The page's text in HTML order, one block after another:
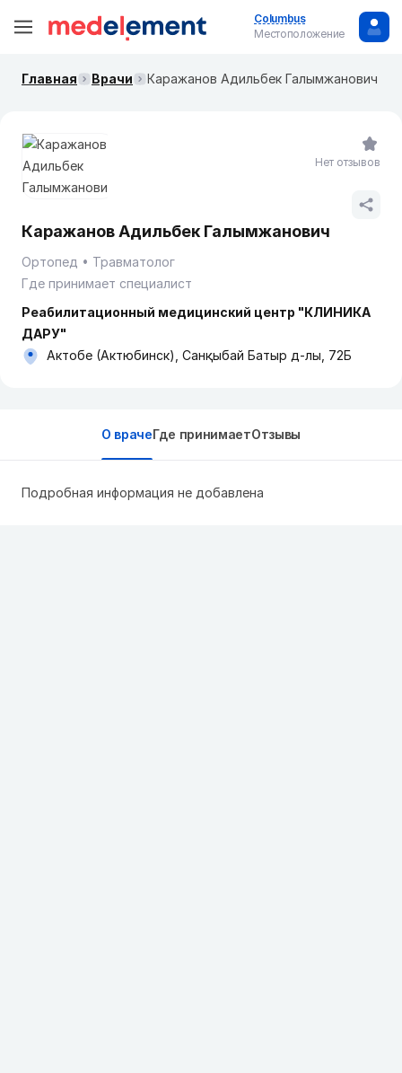
Columbus
Местоположение
Главная Врачи Каражанов Адильбек Галымжанович
Каражанов Адильбек Галымжанович
Ортопед
Травматолог
Где принимает специалист
Реабилитационный медицинский центр "КЛИНИКА
ДАРУ"
Актобе (Актюбинск), Санқыбай Батыр д-лы, 72Б
Нет отзывов
О врачеГде принимаетОтзывы
Подробная информация не добавлена